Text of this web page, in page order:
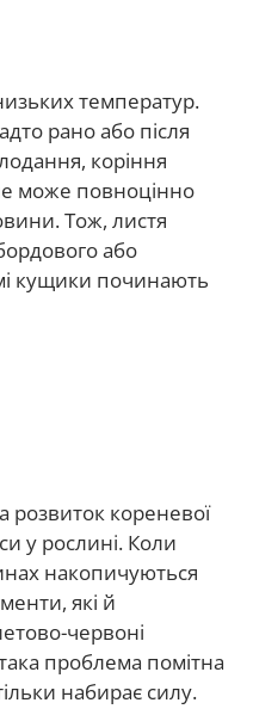
температур.
рано або після
коріння
може повноцінно
Тож, листя
або
кущики починають
розвиток кореневої
у рослині. Коли
накопичуються
які й
червоні
проблема помітна
набирає силу.